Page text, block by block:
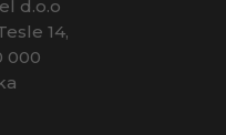
d.o.o
14,
000